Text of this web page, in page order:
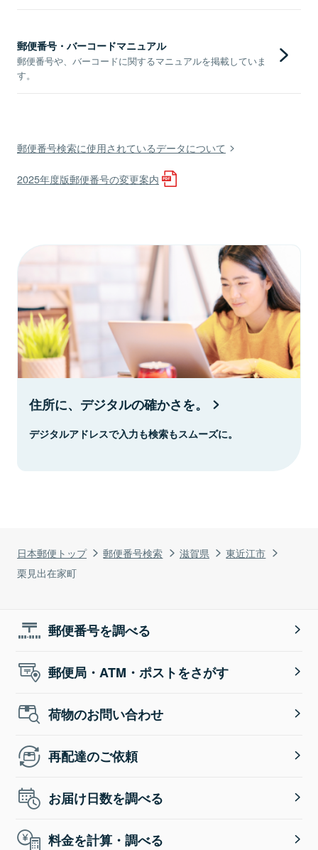
日本郵便トップ 郵便番号検索 滋賀県
東近江市
栗見出在家町
郵便番号・バーコードマニュアル
郵便番号や、バーコードに関するマニュアルを掲載していま
す。
郵便番号検索に使用されているデータについて
2025年度版郵便番号の変更案内
住所に、デジタルの確かさを。
デジタルアドレスで入力も検索もスムーズに。
郵便番号を調べる
郵便局・ATM・ポストをさがす
荷物のお問い合わせ
再配達のご依頼
お届け日数を調べる
料金を計算・調べる